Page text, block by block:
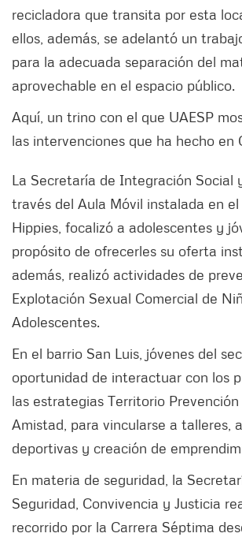
recicladora que transita por esta
ellos, además, se adelantó un
para la adecuada separación del
aprovechable en el espacio público.
Aquí, un trino con el que UAESP
las intervenciones que ha hecho en
La Secretaría de Integración Social
través del Aula Móvil instalada en el
Hippies, focalizó a adolescentes y
propósito de ofrecerles su oferta
además, realizó actividades de
Explotación Sexual Comercial de
Adolescentes.
En el barrio San Luis, jóvenes del
oportunidad de interactuar con los
las estrategias Territorio
Amistad, para vincularse a talleres,
deportivas y creación de
En materia de seguridad, la
Seguridad, Convivencia y Justicia
recorrido por la Carrera Séptima